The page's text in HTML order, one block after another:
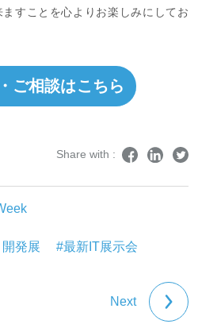
すことを心よりお楽しみにしてお
ご相談はこちら
Share with :
発展
#最新IT展示会
Next